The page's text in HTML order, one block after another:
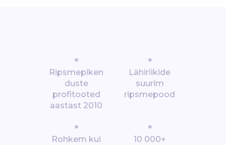
*
Ripsmepiken
duste
profitooted
aastast 2010
*
Lähiriikide
suurim
ripsmepood
*
Rohkem kui
*
10 000+